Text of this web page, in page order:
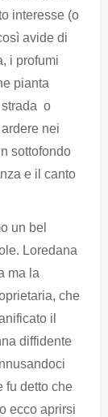
interesse (o
avide di
i profumi
pianta
strada o
nei
sottofondo
e il canto
un bel
Loredana
ma la
che
il
diffidente
fu detto che
ecco aprirsi